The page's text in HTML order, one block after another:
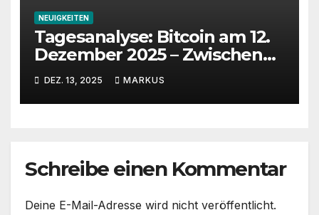
NEUIGKEITEN
Tagesanalyse: Bitcoin am 12.
Dezember 2025 – Zwischen
Volatilität, Fed-Unsicherheit
und Chancen
DEZ. 13, 2025 MARKUS
Schreibe einen Kommentar
Deine E-Mail-Adresse wird nicht veröffentlicht.